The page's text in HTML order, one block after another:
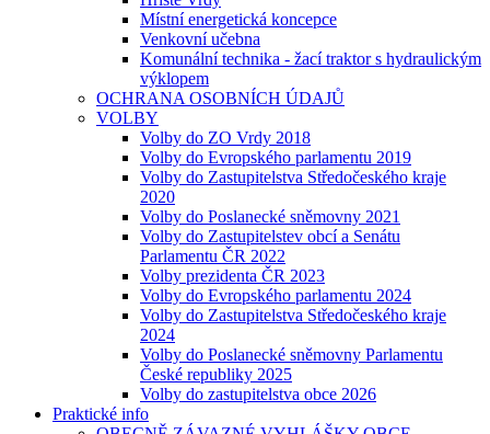
Místní energetická koncepce
Venkovní učebna
Komunální technika - žací traktor s hydraulickým
výklopem
OCHRANA OSOBNÍCH ÚDAJŮ
VOLBY
Volby do ZO Vrdy 2018
Volby do Evropského parlamentu 2019
Volby do Zastupitelstva Středočeského kraje
2020
Volby do Poslanecké sněmovny 2021
Volby do Zastupitelstev obcí a Senátu
Parlamentu ČR 2022
Volby prezidenta ČR 2023
Volby do Evropského parlamentu 2024
Volby do Zastupitelstva Středočeského kraje
2024
Volby do Poslanecké sněmovny Parlamentu
České republiky 2025
Volby do zastupitelstva obce 2026
Praktické info